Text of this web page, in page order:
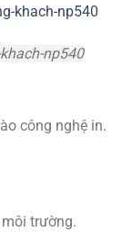
np540
công nghệ in.
trường.